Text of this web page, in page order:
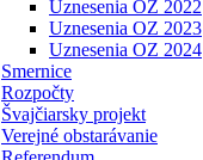
Uznesenia OZ 2022
Uznesenia OZ 2023
Uznesenia OZ 2024
Smernice
Rozpočty
Švajčiarsky projekt
Verejné obstarávanie